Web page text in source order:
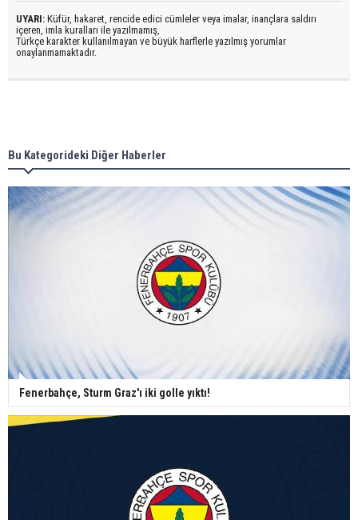
UYARI: Küfür, hakaret, rencide edici cümleler veya imalar, inançlara saldırı
içeren, imla kuralları ile yazılmamış,
Türkçe karakter kullanılmayan ve büyük harflerle yazılmış yorumlar
onaylanmamaktadır.
Bu Kategorideki Diğer Haberler
Fenerbahçe, Sturm Graz'ı iki golle yıktı!